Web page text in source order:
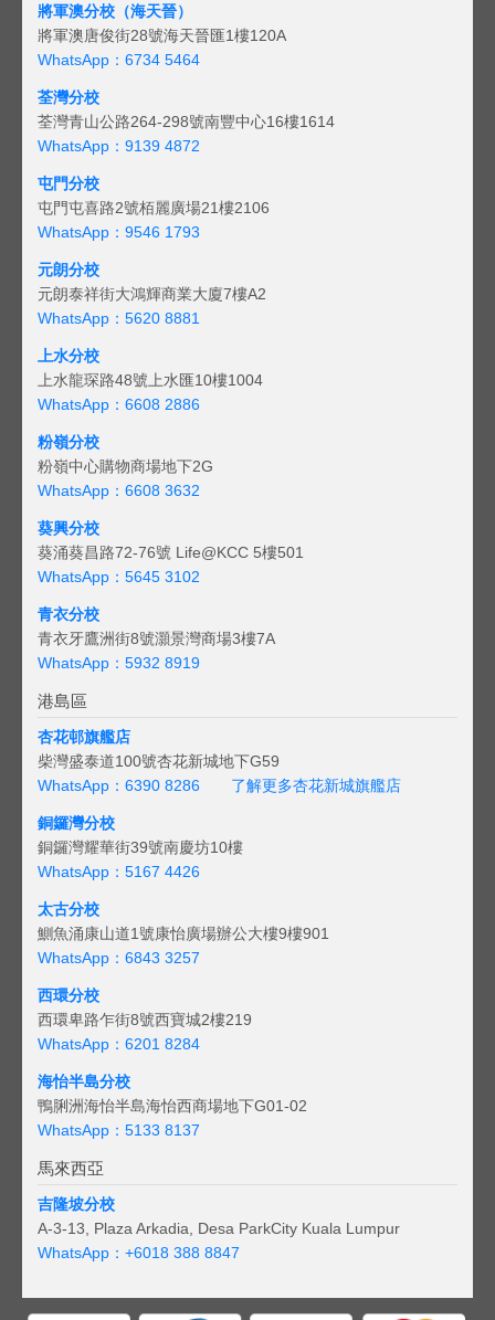
將軍澳分校（海天晉）
將軍澳唐俊街28號海天晉匯1樓120A
WhatsApp：6734 5464
荃灣分校
荃灣青山公路264-298號南豐中心16樓1614
WhatsApp：9139 4872
屯門分校
屯門屯喜路2號栢麗廣場21樓2106
WhatsApp：9546 1793
元朗分校
元朗泰祥街大鴻輝商業大廈7樓A2
WhatsApp：5620 8881
上水分校
上水龍琛路48號上水匯10樓1004
WhatsApp：6608 2886
粉嶺分校
粉嶺中心購物商場地下2G
WhatsApp：6608 3632
葵興分校
葵涌葵昌路72-76號 Life@KCC 5樓501
WhatsApp：5645 3102
青衣分校
青衣牙鷹洲街8號灝景灣商場3樓7A
WhatsApp：5932 8919
港島區
杏花邨旗艦店
柴灣盛泰道100號杏花新城地下G59
WhatsApp：6390 8286
了解更多杏花新城旗艦店
銅鑼灣分校
銅鑼灣耀華街39號南慶坊10樓
WhatsApp：5167 4426
太古分校
鰂魚涌康山道1號康怡廣場辦公大樓9樓901
WhatsApp：6843 3257
西環分校
西環卑路乍街8號西寶城2樓219
WhatsApp：6201 8284
海怡半島分校
鴨脷洲海怡半島海怡西商場地下G01-02
WhatsApp：5133 8137
馬來西亞
吉隆坡分校
A-3-13, Plaza Arkadia, Desa ParkCity Kuala Lumpur
WhatsApp： +6018 388 8847